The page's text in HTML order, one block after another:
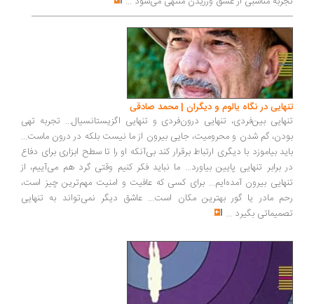
تنهایی در نگاه یالوم و دیگران | محمد صادقی
تنهایی بین‌فردی، تنهایی درون‌فردی و تنهایی اگزیستانسیال... تجربه تهی‌
بودن، گم ‌شدن و محرومیت، جایی بیرون از ما نیست بلکه در درون ماست...
باید بیاموزد با دیگری ارتباط برقرار کند بی‌آنکه او را تا سطح ابزاری برای دفاع
در برابر تنهایی پایین بیاورد... ما نباید فکر کنیم وقتی گرد هم می‌آییم، از
تنهایی بیرون آمده‌ایم... برای کسی که عافیت و امنیت مهم‌ترین چیز است،
رحم مادر یا گور بهترین مکان است... عاشق دیگر نمی‌تواند به تنهایی
تصمیماتی بگیرد ...